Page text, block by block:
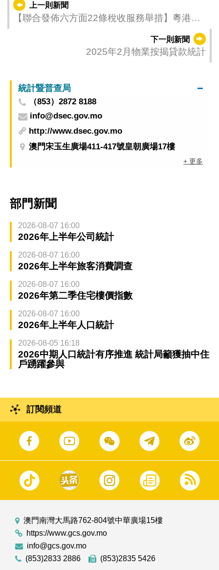
上一則新聞
【聯合發佈六方面22條稅收服務舉措】粵港澳
深稅務部門首次攜手開展稅收服務大灣區宣傳
下一則新聞
2025年2月物業按揭貸款統計
統計暨普查局
（853）2872 8188
info@dsec.gov.mo
http://www.dsec.gov.mo
澳門宋玉生廣場411-417號皇朝廣場17樓
+ 更多
部門新聞
2026-08-07 16:00
2026年上半年公司統計
2026-08-07 16:00
2026年上半年旅客消費調查
2026-08-07 16:00
2026年第二季住宅樓價指數
2026-08-07 16:00
2026年上半年人口統計
2026-08-05 16:18
2026中期人口統計有序推進 統計局籲獲抽中住
戶踴躍參與
訂閱頻道
澳門南灣大馬路762-804號中華廣場15樓
https://www.gcs.gov.mo
info@gcs.gov.mo
(853)2833 2886
(853)2835 5426